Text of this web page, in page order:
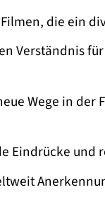
die ein
Verständnis
Wege in der
Eindrücke und